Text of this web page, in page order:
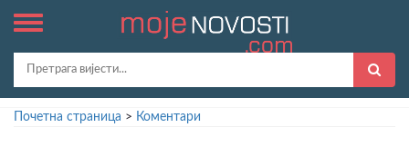
Почетна страница > Коментари